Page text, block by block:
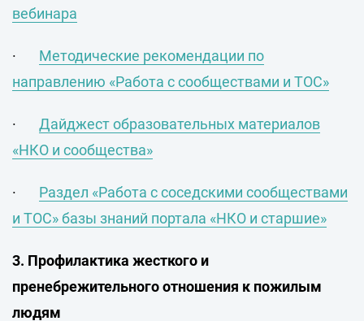
вебинара
· Методические рекомендации по
направлению «Работа с сообществами и ТОС»
· Дайджест образовательных материалов
«НКО и сообщества»
· Раздел «Работа с соседскими сообществами
и ТОС» базы знаний портала «НКО и старшие»
3. Профилактика жесткого и
пренебрежительного отношения к пожилым
людям